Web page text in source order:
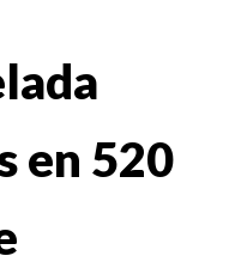
en 520